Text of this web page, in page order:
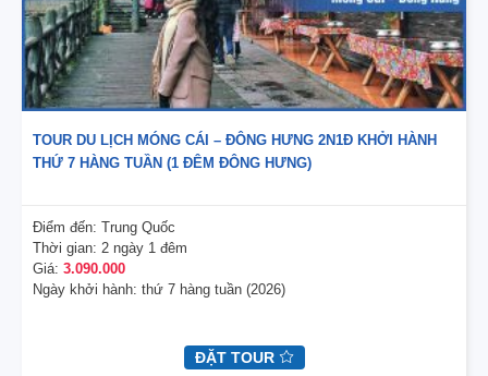
TOUR DU LỊCH MÓNG CÁI – ĐÔNG HƯNG 2N1Đ KHỞI HÀNH
THỨ 7 HÀNG TUẦN (1 ĐÊM ĐÔNG HƯNG)
Điểm đến: Trung Quốc
Thời gian: 2 ngày 1 đêm
Giá: 3.090.000
Ngày khởi hành: thứ 7 hàng tuần (2026)
ĐẶT TOUR